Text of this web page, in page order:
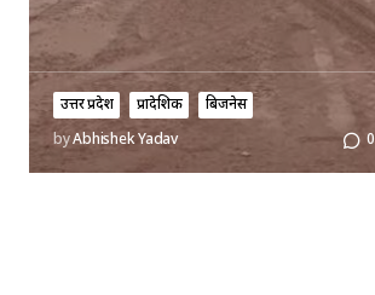
उत्तर प्रदेश प्रादेशिक
बिजनेस
byAbhishek Yadav 0